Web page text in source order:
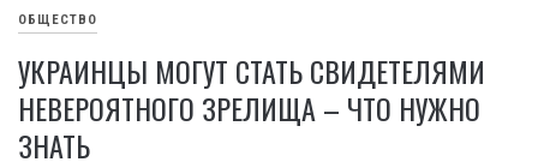
ОБЩЕСТВО
УКРАИНЦЫ МОГУТ СТАТЬ СВИДЕТЕЛЯМИ
НЕВЕРОЯТНОГО ЗРЕЛИЩА – ЧТО НУЖНО
ЗНАТЬ